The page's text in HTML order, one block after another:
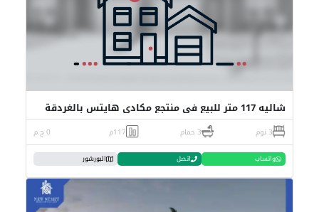
شاليه 117 متر للبيع في منتجع مكادي هايتس بالغردقة
3 نوم 3 حمام 117م 0 ج.م
واتساب اتصل البورشور